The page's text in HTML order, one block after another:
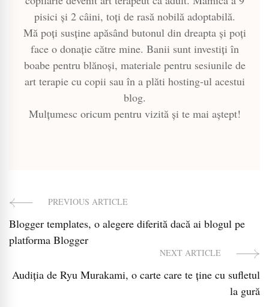
pisici și 2 câini, toți de rasă nobilă adoptabilă.
Mă poți susține apăsând butonul din dreapta și poți
face o donație către mine. Banii sunt investiți în
boabe pentru blănoși, materiale pentru sesiunile de
art terapie cu copii sau în a plăti hosting-ul acestui
blog.
Mulțumesc oricum pentru vizită și te mai aștept!
Post
Navigation
PREVIOUS ARTICLE
Blogger templates, o alegere diferită dacă ai blogul pe
platforma Blogger
NEXT ARTICLE
Audiția de Ryu Murakami, o carte care te ține cu sufletul
la gură